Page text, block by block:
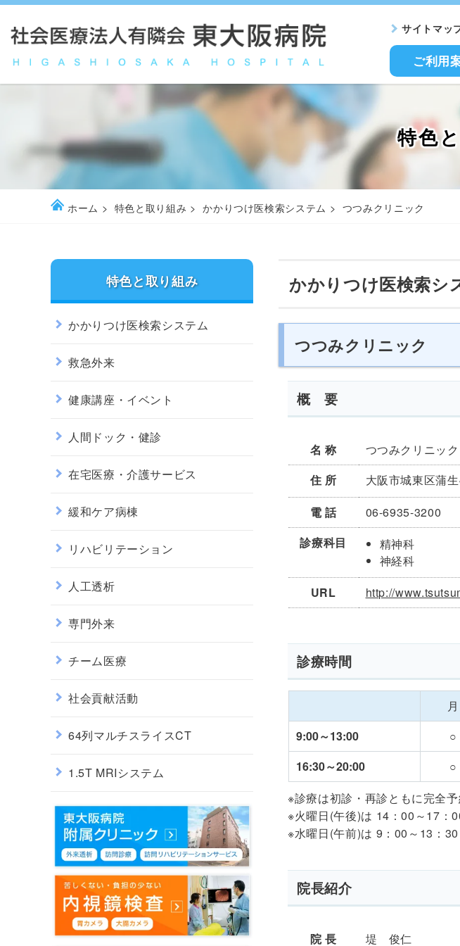
サイトマッ
ご利用
特色
ホーム 特色と取り組み かかりつけ医検索システム つつみクリニック
かかりつけ医検索シ
つつみクリニック
概 要
名 称
つつみクリニック
住 所
大阪市城東区蒲
電 話
06-6935-3200
診療科目
精神科
神経科
URL
http://
診療時間
月
9:00～13:00
○
16:30～20:00
○
※診療は初診・再診ともに完全
※火曜日(午後)は 14：00～17：
※水曜日(午前)は 9：00～13：30
院長紹介
院 長 堤 俊仁
特色と取り組み
かかりつけ医検索システム
救急外来
健康講座・イベント
人間ドック・健診
在宅医療・介護サービス
緩和ケア病棟
リハビリテーション
人工透析
専門外来
チーム医療
社会貢献活動
64列マルチスライスCT
1.5T MRIシステム